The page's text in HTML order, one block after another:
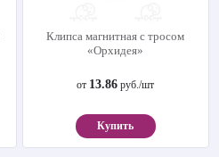
Клипса магнитная с тросом
«Орхидея»
от 13.86 руб./шт
Купить